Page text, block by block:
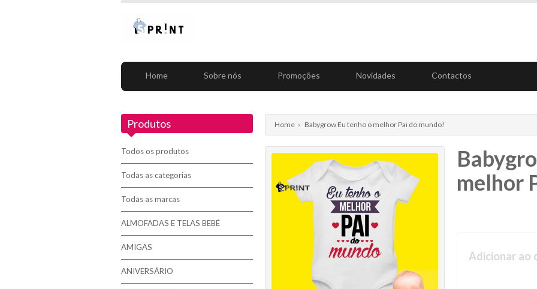
Home Sobre nós Promoções Novidades Contactos
Produtos
Todos os produtos
Todas as categorias
Todas as marcas
ALMOFADAS E TELAS BEBÉ
AMIGAS
ANIVERSÁRIO
Home › Babygrow Eu tenho o melhor Pai do mundo!
melhor
Adicionar ao